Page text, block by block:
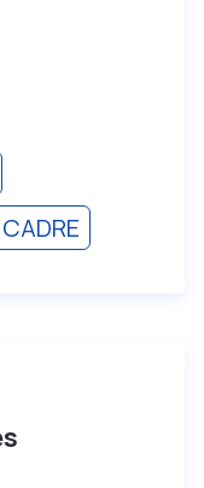
CADRE